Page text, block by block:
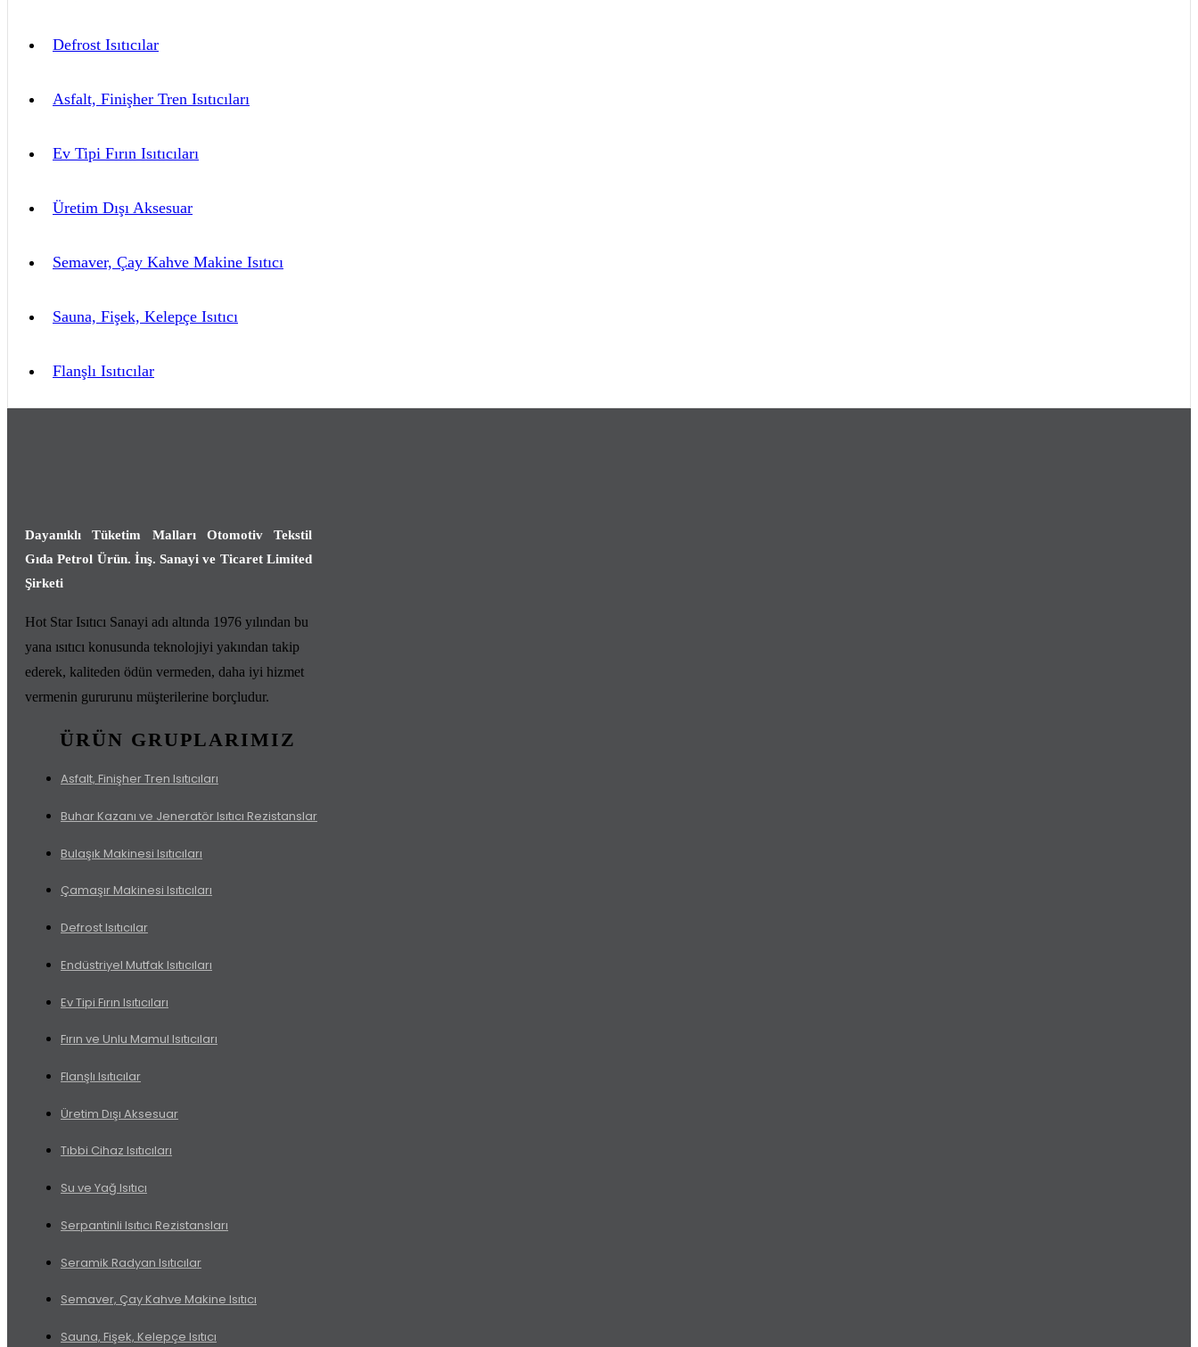
Defrost Isıtıcılar
Asfalt, Finişher Tren Isıtıcıları
Ev Tipi Fırın Isıtıcıları
Üretim Dışı Aksesuar
Semaver, Çay Kahve Makine Isıtıcı
Sauna, Fişek, Kelepçe Isıtıcı
Flanşlı Isıtıcılar
Dayanıklı Tüketim Malları Otomotiv Tekstil
Gıda Petrol Ürün. İnş. Sanayi ve Ticaret Limited
Şirketi
Hot Star Isıtıcı Sanayi adı altında 1976 yılından bu
yana ısıtıcı konusunda teknolojiyi yakından takip
ederek, kaliteden ödün vermeden, daha iyi hizmet
vermenin gururunu müşterilerine borçludur.
ÜRÜN GRUPLARIMIZ
Asfalt, Finişher Tren Isıtıcıları
Buhar Kazanı ve Jeneratör Isıtıcı Rezistanslar
Bulaşık Makinesi Isıtıcıları
Çamaşır Makinesi Isıtıcıları
Defrost Isıtıcılar
Endüstriyel Mutfak Isıtıcıları
Ev Tipi Fırın Isıtıcıları
Fırın ve Unlu Mamul Isıtıcıları
Flanşlı Isıtıcılar
Üretim Dışı Aksesuar
Tıbbi Cihaz Isıtıcıları
Su ve Yağ Isıtıcı
Serpantinli Isıtıcı Rezistansları
Seramik Radyan Isıtıcılar
Semaver, Çay Kahve Makine Isıtıcı
Sauna, Fişek, Kelepçe Isıtıcı